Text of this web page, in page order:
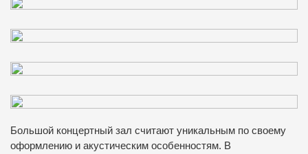
Большой концертный зал считают уникальным по своему
оформлению и акустическим особенностям. В